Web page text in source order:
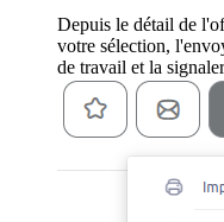
Depuis le détail de
votre sélection,
de travail et la